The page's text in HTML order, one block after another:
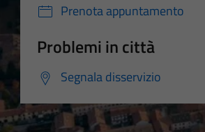
Prenota appuntamento
Problemi in città
Segnala disservizio